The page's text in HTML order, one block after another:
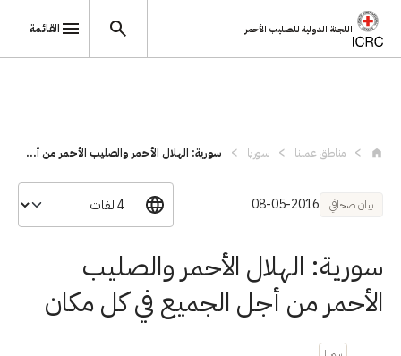
اللجنة الدولية للصليب الأحمر القائمة
مناطق عملنا سوريا سورية: الهلال الأحمر والصليب الأحمر من أ...
بيان صحافي 08-05-2016
سورية: الهلال الأحمر والصليب
الأحمر من أجل الجميع في كل مكان